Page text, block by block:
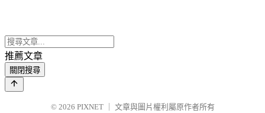
推薦文章
關閉搜尋
© 2026 PIXNET
文章與圖片權利屬原作者所有